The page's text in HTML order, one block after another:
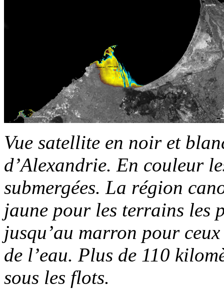
Vue satellite en noir et
d’Alexandrie. En couleur
submergées. La région
jaune pour les terrains les
jusqu’au marron pour
de l’eau. Plus de 110
sous les flots.